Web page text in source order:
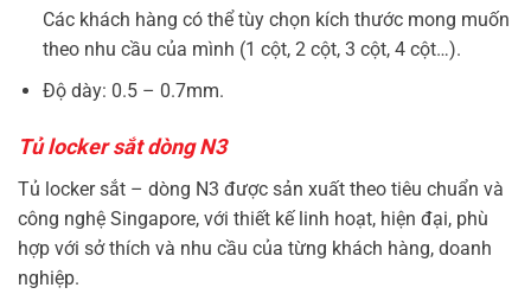
Các khách hàng có thể tùy chọn kích thước mong muốn
theo nhu cầu của mình (1 cột, 2 cột, 3 cột, 4 cột…).
Độ dày: 0.5 – 0.7mm.
Tủ locker sắt dòng N3
Tủ locker sắt – dòng N3 được sản xuất theo tiêu chuẩn và
công nghệ Singapore, với thiết kế linh hoạt, hiện đại, phù
hợp với sở thích và nhu cầu của từng khách hàng, doanh
nghiệp.